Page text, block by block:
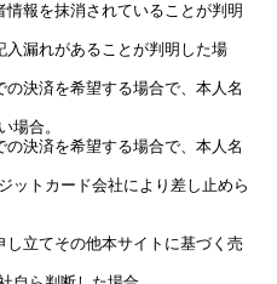
報を抹消されていることが判明
漏れがあることが判明した場
決済を希望する場合で、本人名
場合。
決済を希望する場合で、本人名
ットカード会社により差し止めら
立てその他本サイトに基づく売